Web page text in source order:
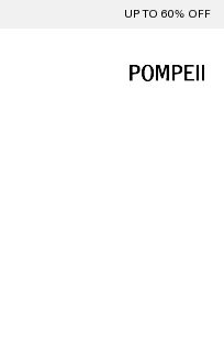
UP TO 60% OFF